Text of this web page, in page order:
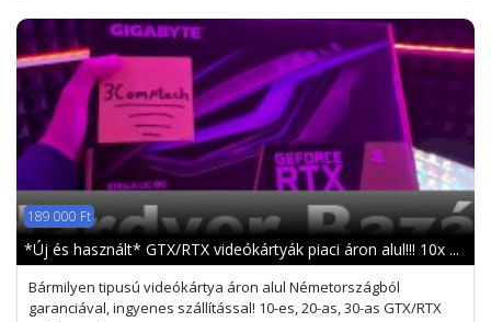
189 000 Ft
*Új és használt* GTX/RTX videókártyák piaci áron alul!!! 10x ...
Bármilyen tipusú videókártya áron alul Németországból
garanciával, ingyenes szállítással! 10-es, 20-as, 30-as GTX/RTX